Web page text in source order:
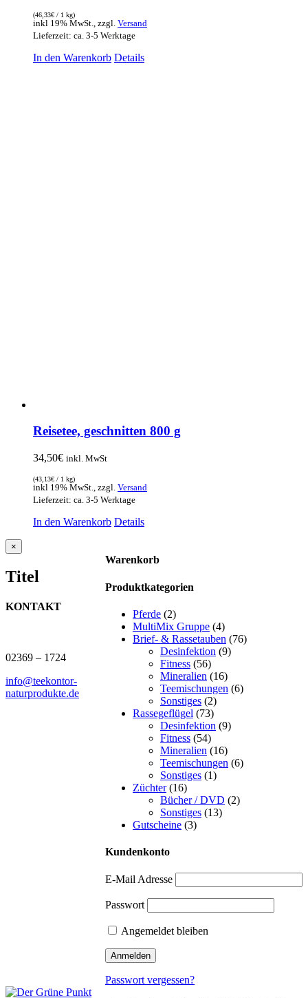
(46,33€ / 1 kg)
inkl 19% MwSt., zzgl. Versand
Lieferzeit: ca. 3-5 Werktage
In den Warenkorb Details
Reisetee, geschnitten 800 g
34,50€ inkl. MwSt
(43,13€ / 1 kg)
inkl 19% MwSt., zzgl. Versand
Lieferzeit: ca. 3-5 Werktage
In den Warenkorb Details
Warenkorb
Produktkategorien
Pferde (2)
MultiMix Gruppe (4)
Brief- & Rassetauben (76)
Desinfektion (9)
Fitness (56)
Mineralien (16)
Teemischungen (6)
Sonstiges (2)
Rassegeflügel (73)
Desinfektion (9)
Fitness (54)
Mineralien (16)
Teemischungen (6)
Sonstiges (1)
Züchter (16)
Bücher / DVD (2)
Sonstiges (13)
Gutscheine (3)
Kundenkonto
E-Mail Adresse
Passwort
Angemeldet bleiben
Passwort vergessen?
Close
product
view
×
Titel
KONTAKT
02369 – 1724
info@teekontor-
naturprodukte.de